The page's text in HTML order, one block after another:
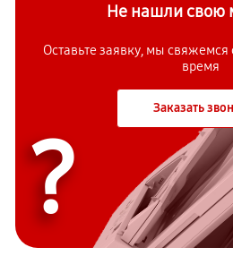
Не нашли свою
Оставьте заявку, мы
время
Заказать
?